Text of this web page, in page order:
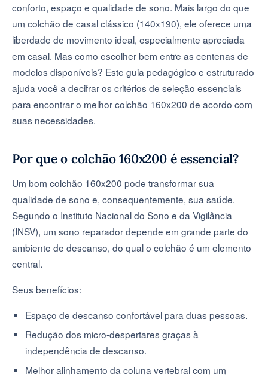
conforto, espaço e qualidade de sono. Mais largo do que
um colchão de casal clássico (140x190), ele oferece uma
liberdade de movimento ideal, especialmente apreciada
em casal. Mas como escolher bem entre as centenas de
modelos disponíveis? Este guia pedagógico e estruturado
ajuda você a decifrar os critérios de seleção essenciais
para encontrar o melhor colchão 160x200 de acordo com
suas necessidades.
Por que o colchão 160x200 é essencial?
Um bom colchão 160x200 pode transformar sua
qualidade de sono e, consequentemente, sua saúde.
Segundo o Instituto Nacional do Sono e da Vigilância
(INSV), um sono reparador depende em grande parte do
ambiente de descanso, do qual o colchão é um elemento
central.
Seus benefícios:
Espaço de descanso confortável para duas pessoas.
Redução dos micro-despertares graças à
independência de descanso.
Melhor alinhamento da coluna vertebral com um